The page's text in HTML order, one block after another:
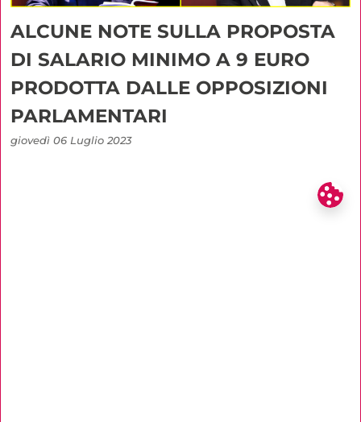
ALCUNE NOTE SULLA PROPOSTA
DI SALARIO MINIMO A 9 EURO
PRODOTTA DALLE OPPOSIZIONI
PARLAMENTARI
giovedì 06 Luglio 2023